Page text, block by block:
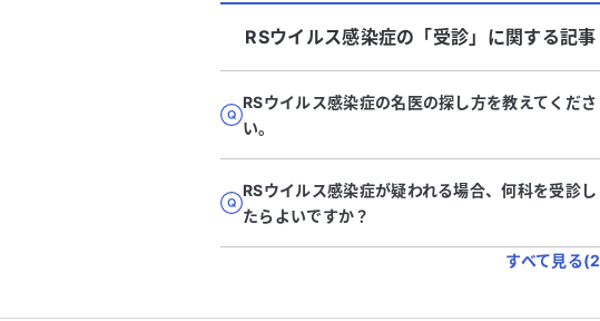
RSウイルス感染症の「受診」に関する記事
RSウイルス感染症の名医の探し方を教えてくださ
い。
RSウイルス感染症が疑われる場合、何科を受診し
たらよいですか？
すべて見る(2